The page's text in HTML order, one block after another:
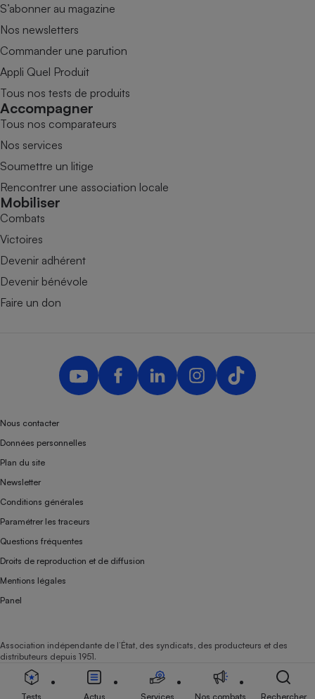
S’abonner au magazine
Nos newsletters
Commander une parution
Appli Quel Produit
Tous nos tests de produits
Accompagner
Tous nos comparateurs
Nos services
Soumettre un litige
Rencontrer une association locale
Mobiliser
Combats
Victoires
Devenir adhérent
Devenir bénévole
Faire un don
Nous contacter
Données personnelles
Plan du site
Newsletter
Conditions générales
Paramétrer les traceurs
Questions fréquentes
Droits de reproduction et de diffusion
Mentions légales
Panel
Association indépendante de l’État, des syndicats, des producteurs et des
distributeurs depuis 1951.
Tests Actus Services Nos combats Rechercher